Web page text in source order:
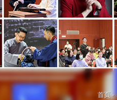
电子图书和电子期刊
首页 -